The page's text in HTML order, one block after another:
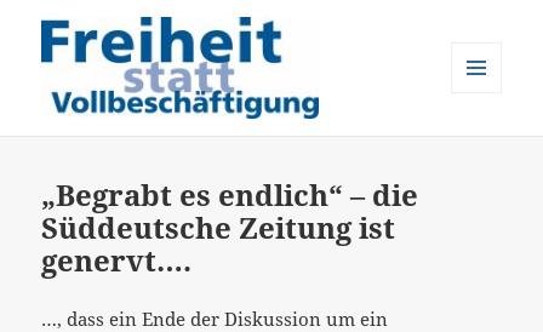
„Begrabt es endlich“ – die
Süddeutsche Zeitung ist
genervt….
…, dass ein Ende der Diskussion um ein